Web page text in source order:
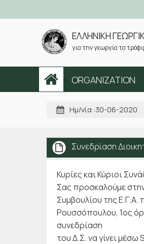
ΕΛΛΗΝΙΚΗ
για την γεωργία τα
ORGANIZATION
Ημ/νία :30-06-2020
Συνεδρίαση
Κυρίες και Κύριοι
Σας προσκαλούμε
Συμβουλίου της Ε.Γ.Α.
Ρουσσόπουλου, 1ος
συνεδρίαση
του Δ.Σ. να γίνει μέσω